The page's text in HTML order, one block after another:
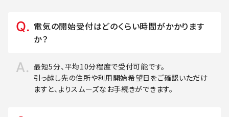
電気の開始受付はどのくらい時間がかかります
か？
最短5分、平均10分程度で受付可能です。
引っ越し先の住所や利用開始希望日をご確認いただけ
ますと、よりスムーズなお手続きができます。